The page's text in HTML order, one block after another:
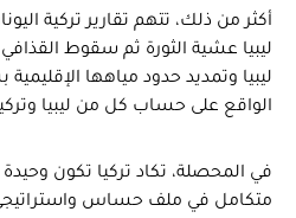
أكثر من ذلك، تتهم تقارير تركية
ليبيا عشية الثورة ثم سقوط
ليبيا وتمديد حدود مياهها
الواقع على حساب كل من ليبيا
في المحصلة، تكاد تركيا تكون
متكامل في ملف حساس